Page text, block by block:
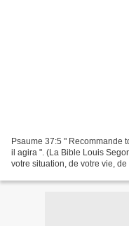
Psaume 37:5 " Recommande
il agira ". (La Bible Louis
votre situation, de votre vie,